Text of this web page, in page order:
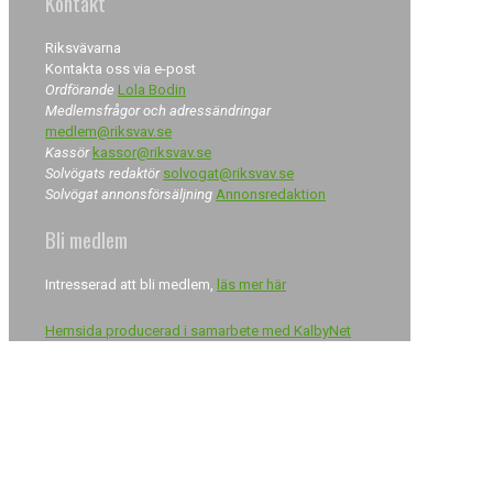
Riksvävarna
Kontakta oss via e-post
Ordförande Lola Bodin
Medlemsfrågor och adressändringar
medlem@riksvav.se
Kassör kassor@riksvav.se
Solvögats redaktör solvogat@riksvav.se
Solvögat annonsförsäljning Annonsredaktion
Bli medlem
Intresserad att bli medlem, läs mer här
Hemsida producerad i samarbete med KalbyNet